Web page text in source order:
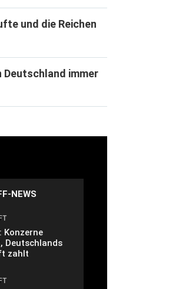
und die Reichen
Deutschland immer
NEWS
Konzerne
Deutschlands
zahlt